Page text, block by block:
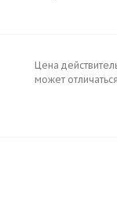
Цена
может